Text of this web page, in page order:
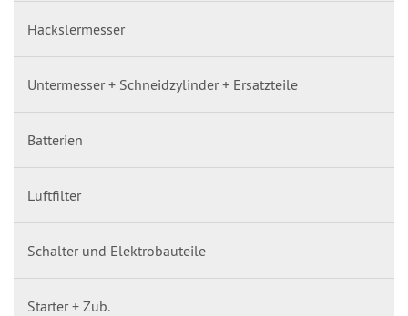
Häckslermesser
Untermesser + Schneidzylinder + Ersatzteile
Batterien
Luftfilter
Schalter und Elektrobauteile
Starter + Zub.